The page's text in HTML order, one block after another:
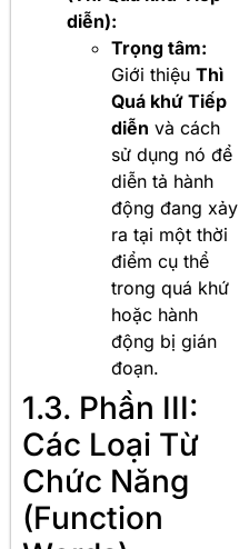
diễn):
Trọng tâm:
Giới thiệu Thì
Quá khứ Tiếp
diễn và cách
sử dụng nó để
diễn tả hành
động đang xảy
ra tại một thời
điểm cụ thể
trong quá khứ
hoặc hành
động bị gián
đoạn.
1.3. Phần III:
Các Loại Từ
Chức Năng
(Function